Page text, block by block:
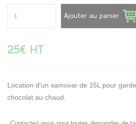
Ajouter au panier
25€ HT
Location d'un samovar de 15L pour
chocolat au chaud.